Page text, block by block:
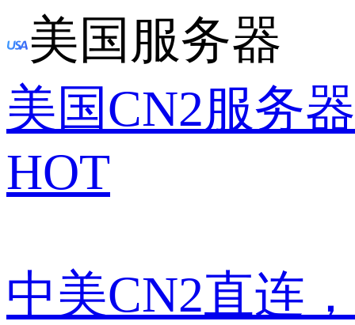
美国服务器
美国CN2服务器
HOT
中美CN2直连